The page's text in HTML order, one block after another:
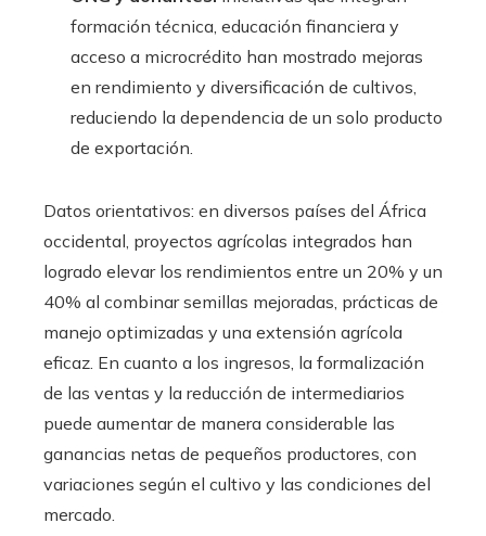
formación técnica, educación financiera y
acceso a microcrédito han mostrado mejoras
en rendimiento y diversificación de cultivos,
reduciendo la dependencia de un solo producto
de exportación.
Datos orientativos: en diversos países del África
occidental, proyectos agrícolas integrados han
logrado elevar los rendimientos entre un 20% y un
40% al combinar semillas mejoradas, prácticas de
manejo optimizadas y una extensión agrícola
eficaz. En cuanto a los ingresos, la formalización
de las ventas y la reducción de intermediarios
puede aumentar de manera considerable las
ganancias netas de pequeños productores, con
variaciones según el cultivo y las condiciones del
mercado.